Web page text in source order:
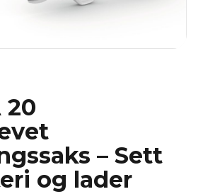
20
– Sett
og lader